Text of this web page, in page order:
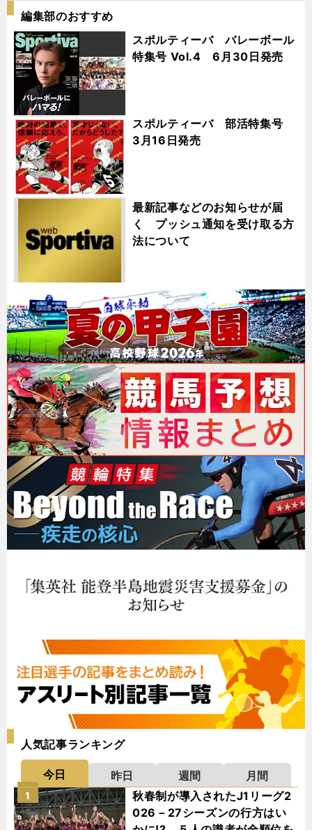
編集部のおすすめ
スポルティーバ バレーボール
特集号 Vol.4 6月30日発売
スポルティーバ 部活特集号
3月16日発売
最新記事などのお知らせが届
く プッシュ通知を受け取る方
法について
人気記事ランキング
今日 昨日 週間
月間
秋春制が導入されたJ1リーグ2
026－27シーズンの行方はい
1